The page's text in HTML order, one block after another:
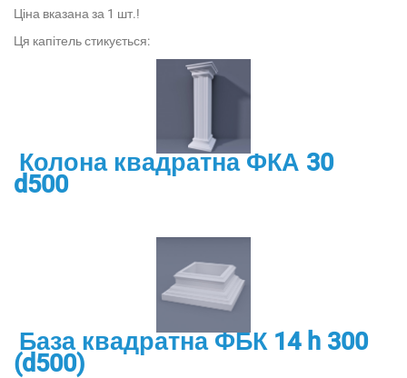
Ціна вказана за 1 шт.!
Ця капітель стикується:
Колона квадратна ФКА 30
d500
База квадратна ФБК 14 h 300
(d500)